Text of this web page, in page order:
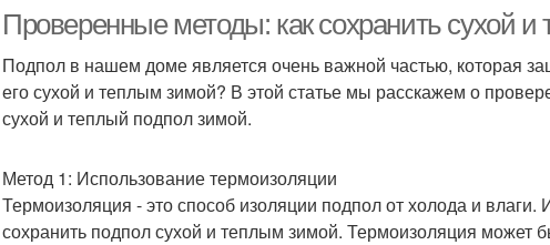
Проверенные методы: как сохранить сухой
Подпол в нашем доме является очень важной частью, которая
его сухой и теплым зимой? В этой статье мы расскажем о
сухой и теплый подпол зимой.
Метод 1: Использование термоизоляции
Термоизоляция - это способ изоляции подпол от холода и
сохранить подпол сухой и теплым зимой. Термоизоляция может